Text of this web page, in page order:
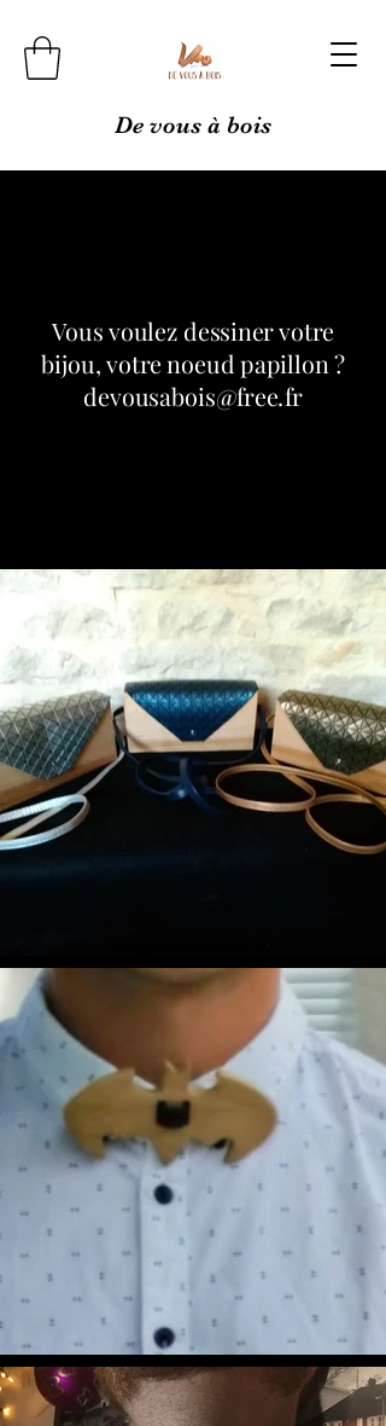
De vous à bois
Vous voulez dessiner votre
bijou, votre noeud papillon ?
devousabois@free.fr